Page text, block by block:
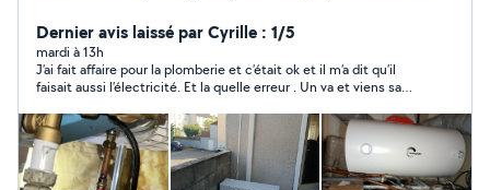
disponibilité Choix des produits avec accord du client
Dernier avis laissé par Cyrille : 1/5
mardi à 13h
J’ai fait affaire pour la plomberie et c’était ok et il m’a dit qu’il
faisait aussi l’électricité. Et la quelle erreur . Un va et viens sans
veut même pas me le brancher en le payant et la en contrôlant
et bien mes prises de courant sont branchées sur le même
disjoncteur que le radiateur de la chambre . Plus de réponse de
sa part . Vraiment déçu car la plomberie serait bien passé